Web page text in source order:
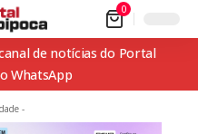
0
de notícias do Portal
WhatsApp
-